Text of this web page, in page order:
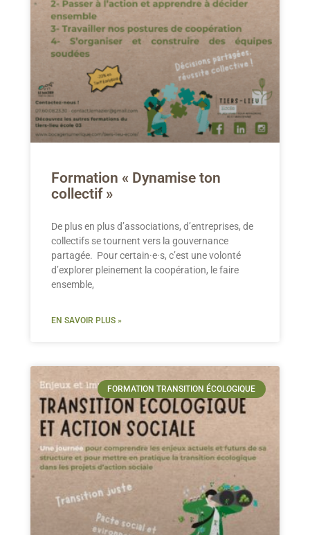
Formation « Dynamise ton
collectif »
De plus en plus d’associations, d’entreprises, de
collectifs se tournent vers la gouvernance
partagée. Pour certain·e·s, c’est une volonté
d’explorer pleinement la coopération, le faire
ensemble,
EN SAVOIR PLUS »
FORMATION TRANSITION ÉCOLOGIQUE